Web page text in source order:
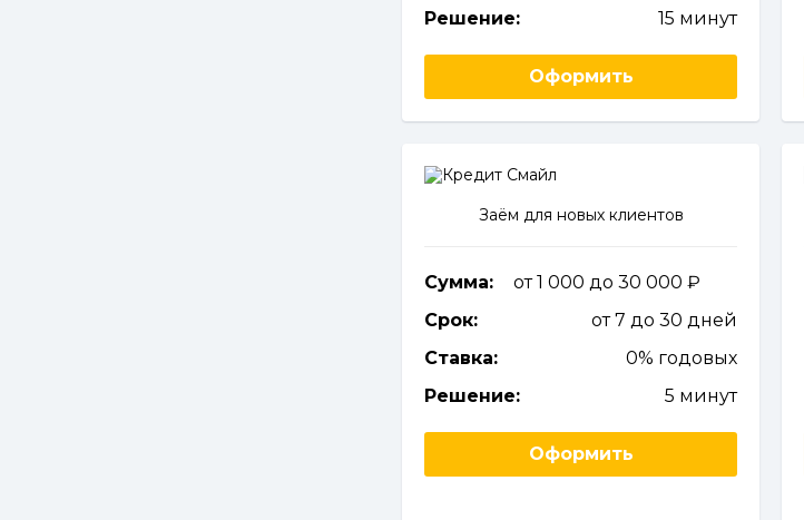
Решение:
15 минут
Оформить
Заём для новых клиентов
Сумма:
от 1 000 до 30 000
Срок:
от 7 до 30 дней
Ставка:
0% годовых
Решение:
5 минут
Оформить